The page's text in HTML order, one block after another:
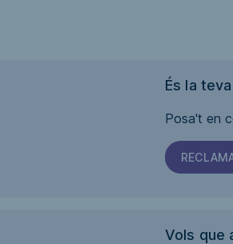
És la
Posa't en
Vols que